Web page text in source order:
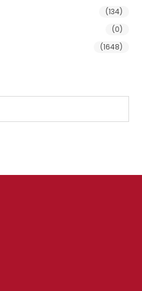
(134)
(0)
(1648)